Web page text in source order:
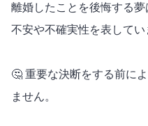
離婚したことを後悔する
不安や不確実性を表してい
🤔 重要な決断をする前に
ません。